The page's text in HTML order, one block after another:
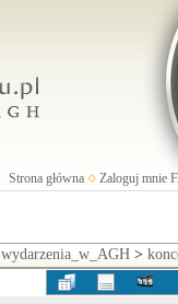
Strona główna Zaloguj mnie
wydarzenia_w_AGH >